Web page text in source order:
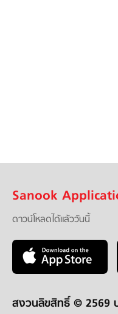
Sanook
ดาวน์โหลดได้แล้ววันนี้
สงวนลิขสิทธิ์ © 2569